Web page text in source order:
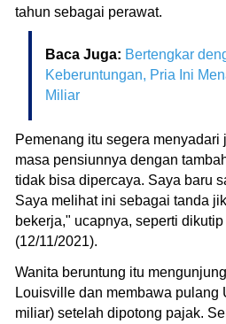
tahun sebagai perawat.
Baca Juga: Bertengkar
Keberuntungan, Pria Ini
Miliar
Pemenang itu segera
masa pensiunnya dengan
tidak bisa dipercaya. Saya baru
Saya melihat ini sebagai tanda
bekerja," ucapnya, seperti dikutip
(12/11/2021).
Wanita beruntung itu
Louisville dan membawa pulang
miliar) setelah dipotong pajak.